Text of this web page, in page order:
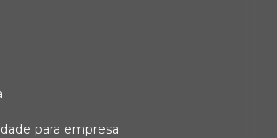
para empresa